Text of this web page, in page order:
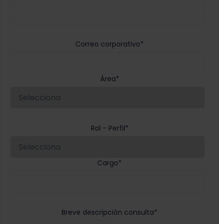
Correo corporativo*
Área*
Rol - Perfil*
Cargo*
Breve descripción consulta*